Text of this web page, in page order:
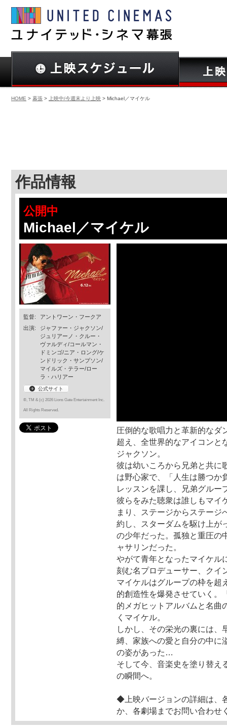
HOME > 幕張 > 上映中/今週末より上映 > Michael／マイケル
作品情報
公開中
Michael／マイケル
監督:
アントワーン・フークア
出演:
ジャファー・ジャクソン/
ジュリアーノ・クルー・
ヴァルディ/コールマン・
ドミンゴ/ニア・ロング/ケ
ンドリック・サンプソン/
マイルズ・テラー/ロー
ラ・ハリアー
公式サイト
®, TM & (c) 2026 Lions Gate Entertainment Inc.
All Rights Reserved.
圧倒的な歌唱力と革新的なダ
超え、全世界的なアイコンと
ジャクソン。
彼は幼いころから兄弟と共に
は野心家で、「人生は勝つか
レッスンを課し、兄弟グルー
彼らをみた聴衆は誰しもマイ
まり、ステージからステージ
約し、スターダムを駆け上が
の少年だった。孤独と重圧の
ャサリンだった。
やがて青年となったマイケル
刻む名プロデューサー、クイ
マイケルはグループの枠を超
的創造性を爆発させていく。
的メガヒットアルバムと名曲
くマイケル。
しかし、その栄光の裏には、
縛、家族への愛と自分の中に
の姿があった…
そして今、音楽史を塗り替
の瞬間へ。
◆上映バージョンの詳細は、
か、各劇場までお問い合わせ